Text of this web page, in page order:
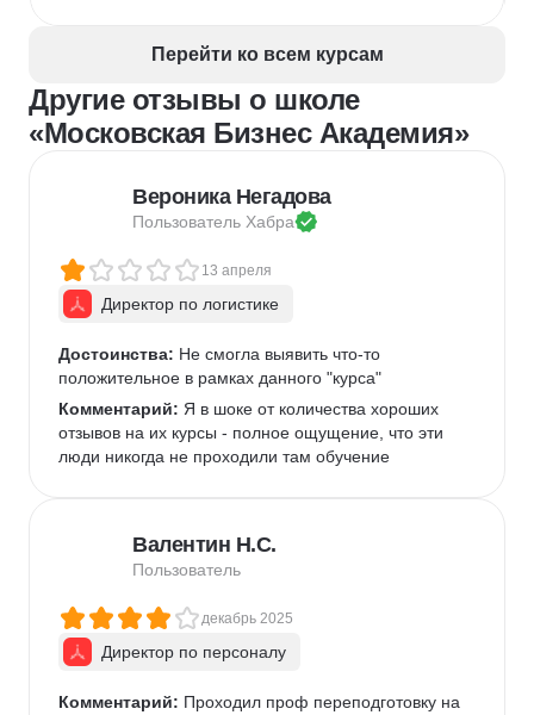
Перейти ко всем курсам
Другие отзывы о школе
«Московская Бизнес Академия»
Вероника Негадова
Пользователь Хабра
13 апреля
Директор по логистике
Достоинства: Не смогла выявить что-то
положительное в рамках данного "курса"
Комментарий: Я в шоке от количества хороших
отзывов на их курсы - полное ощущение, что эти
люди никогда не проходили там обучение
Валентин Н.С.
Пользователь
декабрь 2025
Директор по персоналу
Комментарий: Проходил проф переподготовку на